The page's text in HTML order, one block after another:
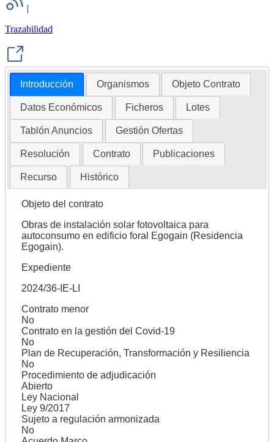
|
Trazabilidad
Introducción Organismos Objeto Contrato
Datos Económicos Ficheros Lotes
Tablón Anuncios Gestión Ofertas
Resolución Contrato Publicaciones
Recurso Histórico
Objeto del contrato
Obras de instalación solar fotovoltaica para
autoconsumo en edificio foral Egogain (Residencia
Egogain).
Expediente
2024/36-IE-LI
Contrato menor
No
Contrato en la gestión del Covid-19
No
Plan de Recuperación, Transformación y Resiliencia
No
Procedimiento de adjudicación
Abierto
Ley Nacional
Ley 9/2017
Sujeto a regulación armonizada
No